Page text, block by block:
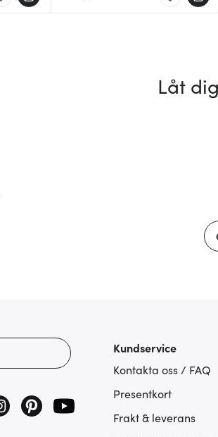
Låt
Kundservice
Kontakta oss / FAQ
Presentkort
Frakt & leverans